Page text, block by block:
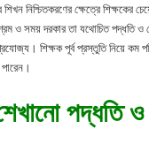
শিখন নিশ্চিতকরণের ক্ষেত্রে
ও সময় দরকার তা যথোচিত পদ্ধতি ও
শিক্ষক পূর্ব প্রস্তুতি নিয়ে কম
পদ্ধতি